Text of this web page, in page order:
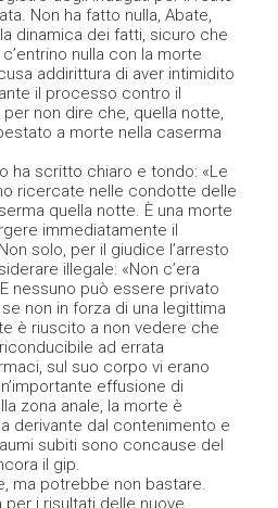
Non ha fatto nulla, Abate,
dinamica dei fatti, sicuro che
nulla con la morte
addirittura di aver intimidito
il processo contro il
non dire che, quella notte,
a morte nella caserma
ha scritto chiaro e tondo: «Le
ricercate nelle condotte delle
quella notte. È una morte
immediatamente il
solo, per il giudice l’arresto
illegale: «Non c’era
nessuno può essere privato
non in forza di una legittima
è riuscito a non vedere che
ad errata
sul suo corpo vi erano
effusione di
zona anale, la morte è
derivante dal contenimento e
subiti sono concause del
il gip.
ma potrebbe non bastare.